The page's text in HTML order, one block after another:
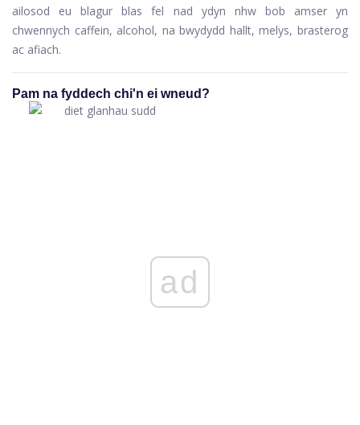
ailosod eu blagur blas fel nad ydyn nhw bob amser yn
chwennych caffein, alcohol, na bwydydd hallt, melys, brasterog
ac afiach.
Pam na fyddech chi'n ei wneud?
ad